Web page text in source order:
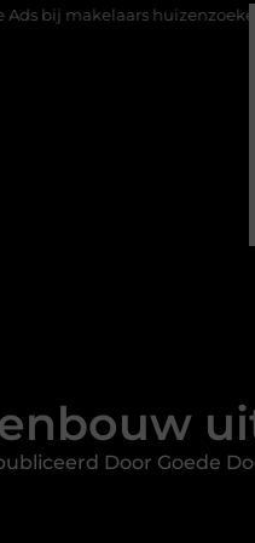
huizenzoekers bereikt op het
Door Goede